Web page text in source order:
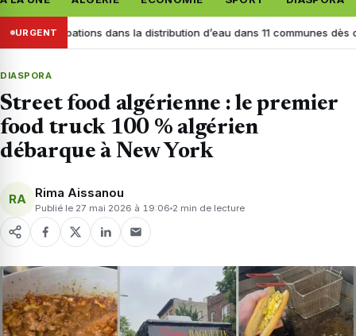
URGENT dans la distribution d’eau dans 11 communes dès ce lundi
DIASPORA
Street food algérienne : le premier
food truck 100 % algérien
débarque à New York
RA Rima Aissanou
Publié le 27 mai 2026 à 19:06 2 min de lecture